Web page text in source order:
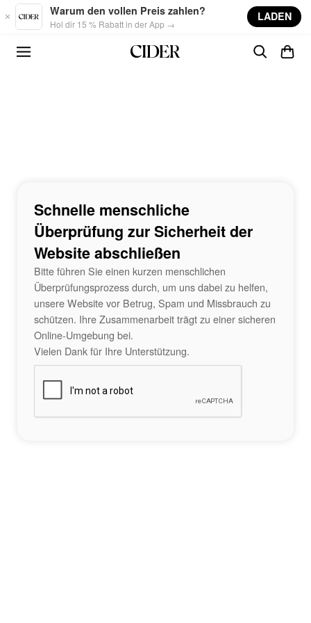
Skip to main content
Warum den vollen Preis zahlen?
Hol dir 15 % Rabatt in der App →
LADEN
Schnelle menschliche
Überprüfung zur Sicherheit der
Website abschließen
Bitte führen Sie einen kurzen menschlichen
Überprüfungsprozess durch, um uns dabei zu helfen,
unsere Website vor Betrug, Spam und Missbrauch zu
schützen. Ihre Zusammenarbeit trägt zu einer sicheren
Online-Umgebung bei.
Vielen Dank für Ihre Unterstützung.